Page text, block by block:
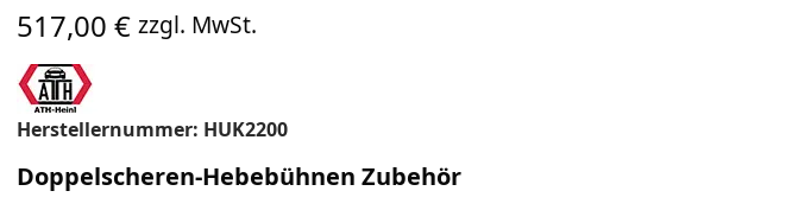
517,00€ zzgl. MwSt.
Herstellernummer: HUK2200
Doppelscheren-Hebebühnen Zubehör